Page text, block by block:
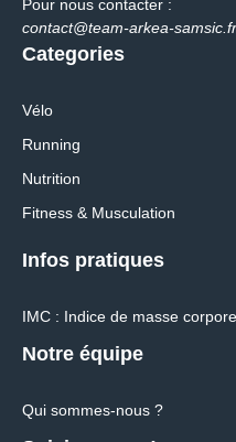
Pour nous contacter :
contact@team-arkea-samsic.fr
Categories
Vélo
Running
Nutrition
Fitness & Musculation
Infos pratiques
IMC : Indice de masse
Notre équipe
Qui sommes-nous ?